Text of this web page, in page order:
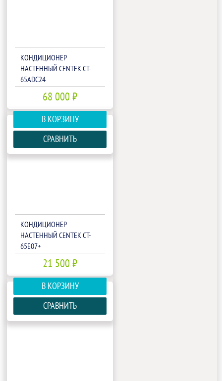
КОНДИЦИОНЕР
НАСТЕННЫЙ CENTEK CT-
65ADC24
68 000 ₽
В КОРЗИНУ
СРАВНИТЬ
КОНДИЦИОНЕР
НАСТЕННЫЙ CENTEK CT-
65E07+
21 500 ₽
В КОРЗИНУ
СРАВНИТЬ